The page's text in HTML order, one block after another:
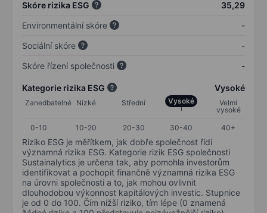
Skóre rizika ESG
35,29
Environmentální skóre
-
Sociální skóre
-
Skóre řízení společnosti
-
Kategorie rizika ESG Vysoké
Zanedbatelné Nízké Střední Vysoké
Velmi
vysoké
0-10
10-20 20-30 30-40 40+
Riziko ESG je měřítkem, jak dobře společnost řídí
významná rizika ESG. Kategorie rizik ESG společnosti
Sustainalytics je určena tak, aby pomohla investorům
identifikovat a pochopit finančně významná rizika ESG
na úrovni společnosti a to, jak mohou ovlivnit
dlouhodobou výkonnost kapitálových investic. Stupnice
je od 0 do 100. Čím nižší riziko, tím lépe (0 znamená